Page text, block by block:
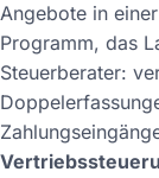
Angebote in
Programm, das
Steuerberater: